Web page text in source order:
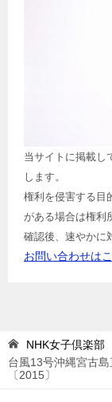
当サイトに掲載し
します。
権利を侵害する目
がある場合は権利
確認後、速やかに
お問い合わせは
NHK女子倶楽部
台風13号沖縄宮古
〔2015〕